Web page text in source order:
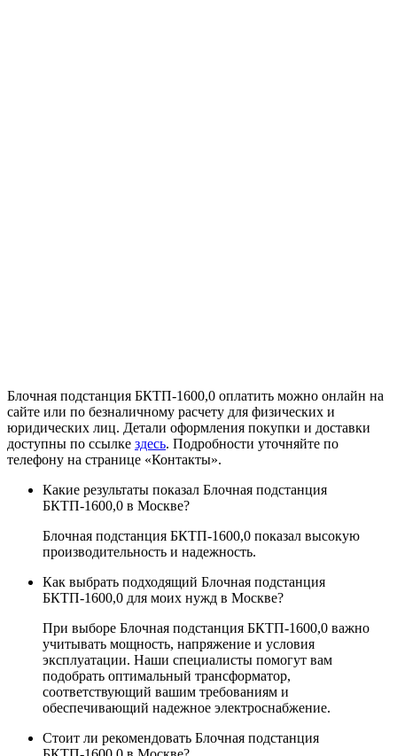
Блочная подстанция БКТП-1600,0 оплатить можно онлайн на
сайте или по безналичному расчету для физических и
юридических лиц. Детали оформления покупки и доставки
доступны по ссылке здесь. Подробности уточняйте по
телефону на странице «Контакты».
Какие результаты показал Блочная подстанция
БКТП-1600,0 в Москве?
Блочная подстанция БКТП-1600,0 показал высокую
производительность и надежность.
Как выбрать подходящий Блочная подстанция
БКТП-1600,0 для моих нужд в Москве?
При выборе Блочная подстанция БКТП-1600,0 важно
учитывать мощность, напряжение и условия
эксплуатации. Наши специалисты помогут вам
подобрать оптимальный трансформатор,
соответствующий вашим требованиям и
обеспечивающий надежное электроснабжение.
Стоит ли рекомендовать Блочная подстанция